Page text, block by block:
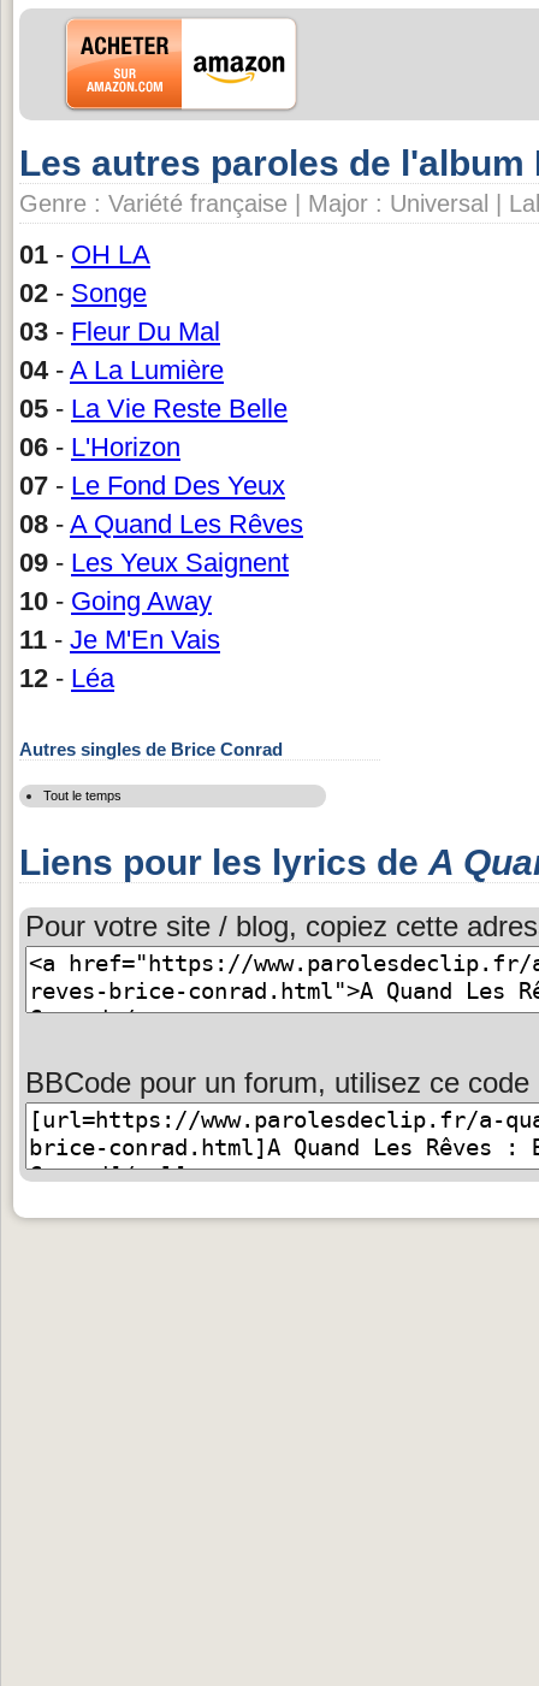
Les autres paroles de l'album
Genre : Variété française | Major : Universal |
01 - OH LA
02 - Songe
03 - Fleur Du Mal
04- A La Lumière
05 - La Vie Reste Belle
06 - L'Horizon
07 - Le Fond Des Yeux
08 - A Quand Les Rêves
09 - Les Yeux Saignent
10 - Going Away
11 - Je M'En Vais
12 - Léa
Autres singles de Brice Conrad
Tout le temps
Liens pour les lyrics de A
Pour votre site / blog, copiez cette
BBCode pour un forum, utilisez ce code